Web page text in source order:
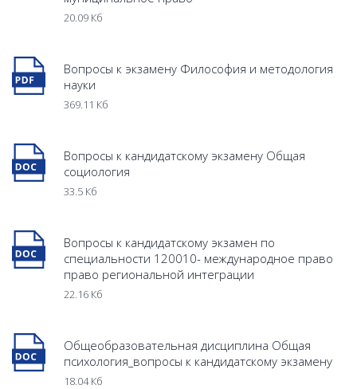
20.09 Кб
Вопросы к экзамену Философия и методология
науки
369.11 Кб
Вопросы к кандидатскому экзамену Общая
социология
33.5 Кб
Вопросы к кандидатскому экзамен по
специальности 120010- международное право
право региональной интеграции
22.16 Кб
Общеобразовательная дисциплина Общая
психология_вопросы к кандидатскому экзамену
18.04 Кб